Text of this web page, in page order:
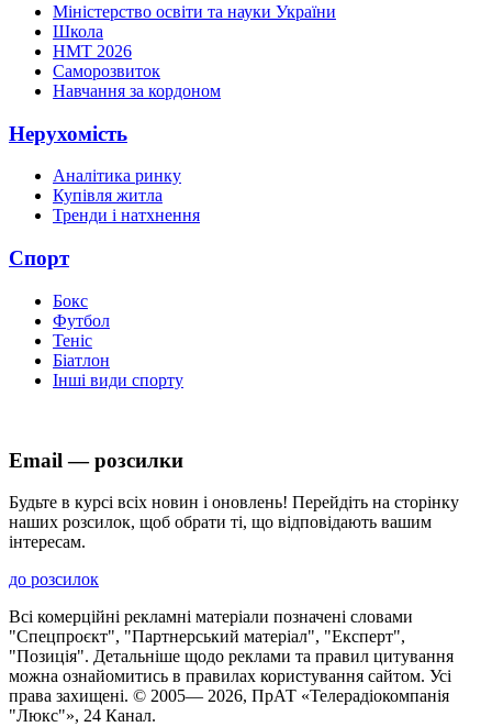
Міністерство освіти та науки України
Школа
НМТ 2026
Саморозвиток
Навчання за кордоном
Нерухомість
Аналітика ринку
Купівля житла
Тренди і натхнення
Спорт
Бокс
Футбол
Теніс
Біатлон
Інші види спорту
Email — розсилки
Будьте в курсі всіх новин і оновлень! Перейдіть на сторінку
наших розсилок, щоб обрати ті, що відповідають вашим
інтересам.
до розсилок
Всі комерційні рекламні матеріали позначені словами
"Спецпроєкт", "Партнерський матеріал", "Експерт",
"Позиція". Детальніше щодо реклами та правил цитування
можна ознайомитись в правилах користування сайтом. Усі
права захищені. © 2005— 2026, ПрАТ «Телерадіокомпанія
"Люкс"», 24 Канал.